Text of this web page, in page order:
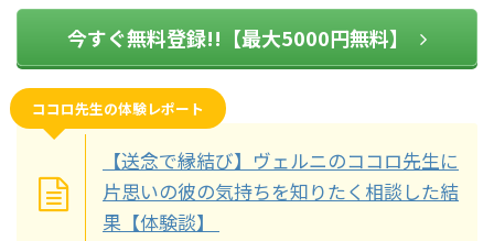
今すぐ無料登録!!【最大5000円無料】
ココロ先生の体験レポート
【送念で縁結び】ヴェルニのココロ先生に
片思いの彼の気持ちを知りたく相談した結
果【体験談】